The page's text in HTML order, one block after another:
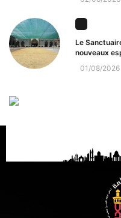
Le
nouveaux
01/08/2026